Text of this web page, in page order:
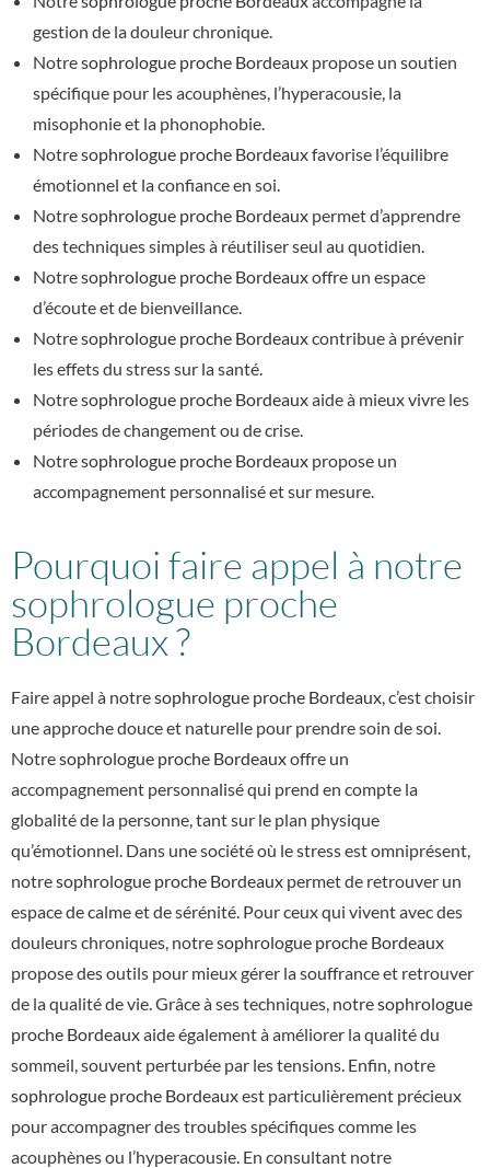
gestion de la douleur chronique.
Notresophrologue proche Bordeaux propose un soutien
spécifique pour les acouphènes, l’hyperacousie, la
misophonie et la phonophobie.
Notresophrologue proche Bordeauxfavorise l’équilibre
émotionnel et la confiance en soi.
Notresophrologue proche Bordeaux permet d’apprendre
des techniques simples à réutiliser seul au quotidien.
Notresophrologue proche Bordeauxoffre un espace
d’écoute et de bienveillance.
Notresophrologue proche Bordeauxcontribue à prévenir
les effets du stress sur la santé.
Notresophrologue proche Bordeauxaide à mieux vivre les
périodes de changement ou de crise.
Notresophrologue proche Bordeaux propose un
accompagnement personnalisé et sur mesure.
Pourquoi faire appel à notre
sophrologue proche
Bordeaux ?
Faire appel à notresophrologue proche Bordeaux , c’est choisir
une approche douce et naturelle pour prendre soin de soi.
Notresophrologue proche Bordeauxoffre un
accompagnement personnalisé qui prend en compte la
globalité de la personne, tant sur le plan physique
qu’émotionnel. Dans une société où le stress est omniprésent,
notresophrologue proche Bordeaux permet de retrouver un
espace de calme et de sérénité. Pour ceux qui vivent avec des
douleurs chroniques, notresophrologue proche Bordeaux
propose des outils pour mieux gérer la souffrance et retrouver
de la qualité de vie. Grâce à ses techniques, notresophrologue
proche Bordeauxaide également à améliorer la qualité du
sommeil, souvent perturbée par les tensions. Enfin, notre
sophrologue proche Bordeauxest particulièrement précieux
pour accompagner des troubles spécifiques comme les
acouphènes ou l’hyperacousie. En consultant notre